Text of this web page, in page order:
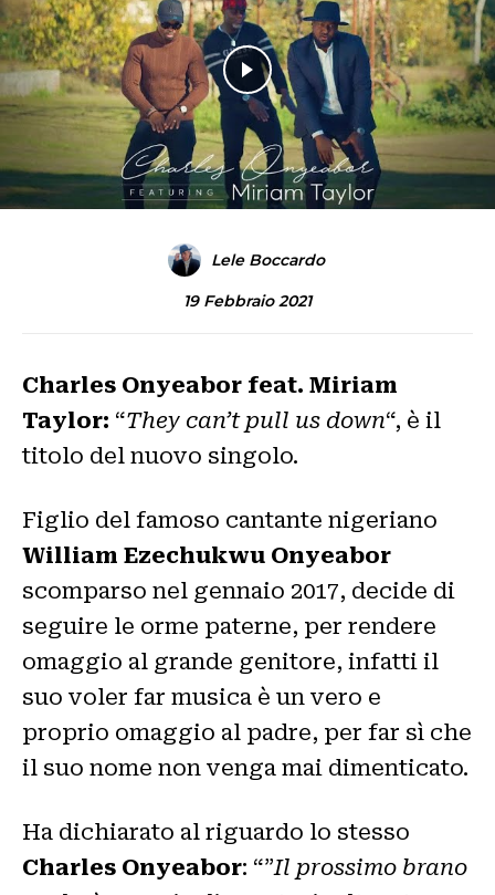
Lele Boccardo
19 Febbraio 2021
Charles Onyeabor feat. Miriam
Taylor: “They can’t pull us down“, è il
titolo del nuovo singolo.
Figlio del famoso cantante nigeriano
William Ezechukwu Onyeabor
scomparso nel gennaio 2017, decide di
seguire le orme paterne, per rendere
omaggio al grande genitore, infatti il
suo voler far musica è un vero e
proprio omaggio al padre, per far sì che
il suo nome non venga mai dimenticato.
Ha dichiarato al riguardo lo stesso
Charles Onyeabor: “”Il prossimo brano